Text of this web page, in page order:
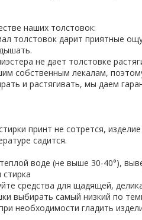
наших толстовок:
толстовок дарит приятные
не дает толстовке
собственным лекалам,
и растягивать, мы даем
принт не сотрется,
садится.
воде (не выше 30-40°),
средства для щадящей,
выбирать самый низкий по
необходимости гладить